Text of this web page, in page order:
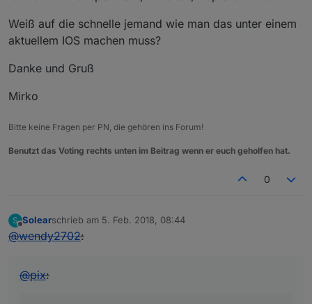
Weiß auf die schnelle jemand wie man das unter einem
aktuellem IOS machen muss?
Danke und Gruß
Mirko
Bitte keine Fragen per PN, die gehören ins Forum!
Benutzt das Voting rechts unten im Beitrag wenn er euch geholfen hat.
0
S
Offline
Solearschrieb am 5. Feb. 2018, 08:44
zuletzt editiert von
@wendy2702:
@pix: